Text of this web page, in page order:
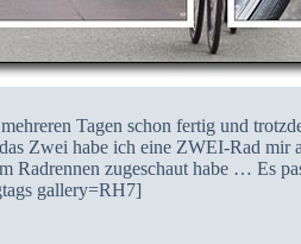
Tagen schon fertig und
Zwei habe ich eine ZWEI-Rad mir
Radrennen zugeschaut habe … Es
gallery=RH7]